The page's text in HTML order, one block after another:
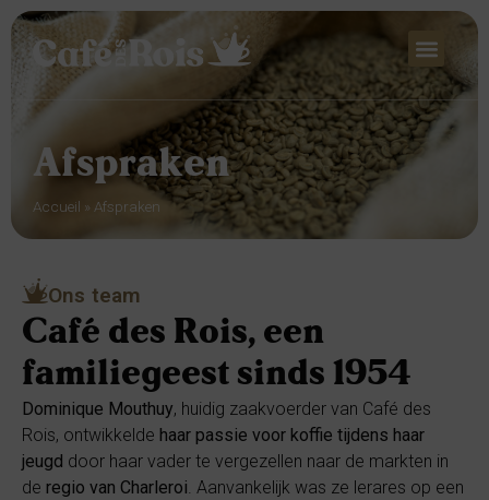
Afspraken
Accueil » Afspraken
Ons team
Café des Rois, een
familiegeest sinds 1954
Dominique Mouthuy, huidig ​​zaakvoerder van Café des
Rois, ontwikkelde haar passie voor koffie tijdens haar
jeugd door haar vader te vergezellen naar de markten in
de regio van Charleroi. Aanvankelijk was ze lerares op een